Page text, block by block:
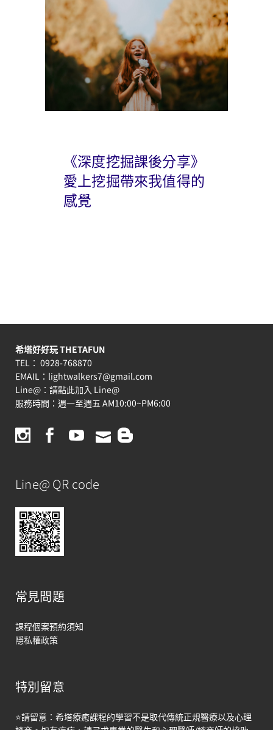
《深度挖掘課後分享》
愛上挖掘帶來我值得的
感覺
希塔好好玩 THETAFUN
TEL： 0928-768870
EMAIL： lightwalkers7@gmail.com
Line@： 請點此加入 Line@
服務時間：週一至週五 AM10:00~PM6:00
Line@ QR code
常見問題
課程個案預約須知
隱私權政策
特別留意
⭐請留意：希塔療癒課程的學習不是取代傳統正規醫療以及心理
Open